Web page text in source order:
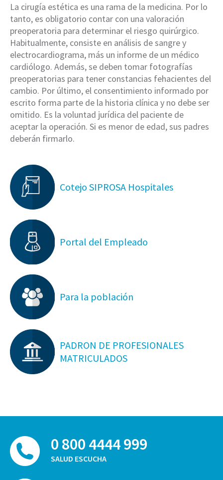
La cirugía estética es una rama de la medicina. Por lo
tanto, es obligatorio contar con una valoración
preoperatoria para determinar el riesgo quirúrgico.
Habitualmente, consiste en análisis de sangre y
electrocardiograma, más un informe de un médico
cardiólogo. Además, se deben tomar fotografías
preoperatorias para tener constancias fehacientes del
cambio. Por último, el consentimiento informado por
escrito forma parte de la historia clínica y no debe ser
omitido. Es la voluntad jurídica del paciente de
aceptar la operación. Si es menor de edad, sus padres
deberán firmarlo.
Cotejo SIPROSA Hospitales
Portal del Empleado
Para la población
PADRON DE PROFESIONALES
MATRICULADOS
0 800 4444 999
SALUD ESCUCHA